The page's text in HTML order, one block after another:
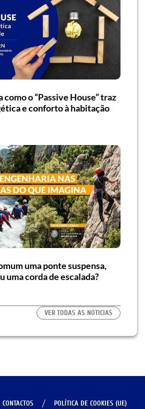
como o “Passive House” traz
e conforto à habitação
uma ponte suspensa,
uma corda de escalada?
VER TODAS AS NOTICIAS
CONTACTOS POLÍTICA DE COOKIES (UE)